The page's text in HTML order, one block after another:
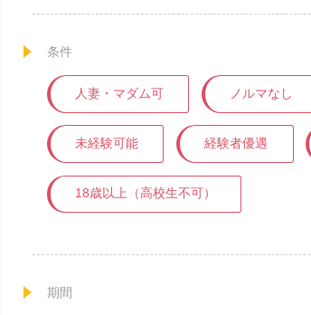
条件
人妻・マダム可 ノルマなし
未経験可能 経験者優遇
18歳以上（高校生不可）
期間